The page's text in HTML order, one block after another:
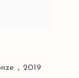
，2019